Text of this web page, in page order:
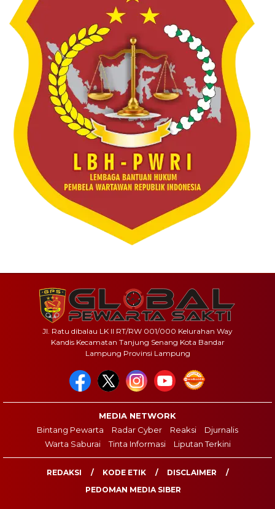
Jl. Ratu dibalau LK II RT/RW 001/000 Kelurahan Way
Kandis Kecamatan Tanjung Senang Kota Bandar
Lampung Provinsi Lampung
MEDIA NETWORK
Bintang Pewarta
Radar Cyber Reaksi
Djurnalis
Warta Saburai
Tinta Informasi Liputan Terkini
REDAKSI KODE ETIK
DISCLAIMER
PEDOMAN MEDIA SIBER